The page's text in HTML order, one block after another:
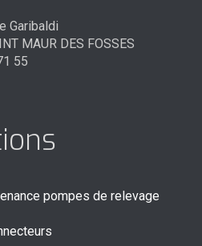
Garibaldi
MAUR DES FOSSES
55
pompes de relevage